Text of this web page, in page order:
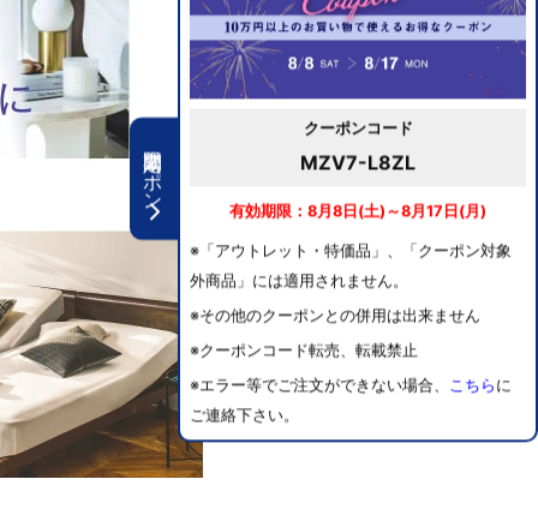
期間限定クーポン
クーポンコード
MZV7-L8ZL
有効期限：8月8日(土)～8月17日(月)
※「アウトレット・特価品」、「クーポン対象
外商品」には適用されません。
※その他のクーポンとの併用は出来ません
※クーポンコード転売、転載禁止
※エラー等でご注文ができない場合、 こちら に
ご連絡下さい。